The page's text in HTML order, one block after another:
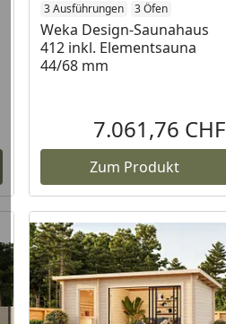
3 Ausführungen 3 Öfen
Weka Design-Saunahaus
412 inkl. Elementsauna
44/68 mm
7.061,76 CHF
Zum Produkt